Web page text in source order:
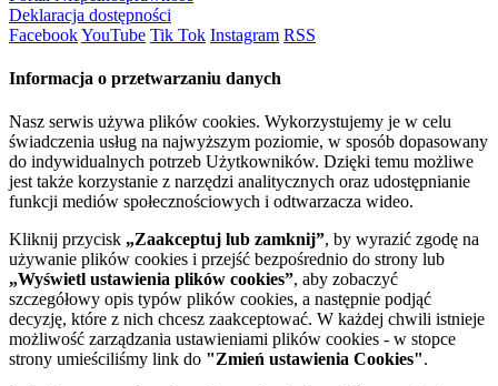
Deklaracja dostępności
FacebookYouTube Tik Tok Instagram RSS
Informacja o przetwarzaniu danych
Nasz serwis używa plików cookies. Wykorzystujemy je w celu
świadczenia usług na najwyższym poziomie, w sposób dopasowany
do indywidualnych potrzeb Użytkowników. Dzięki temu możliwe
jest także korzystanie z narzędzi analitycznych oraz udostępnianie
funkcji mediów społecznościowych i odtwarzacza wideo.
Kliknij przycisk „Zaakceptuj lub zamknij”, by wyrazić zgodę na
używanie plików cookies i przejść bezpośrednio do strony lub
„Wyświetl ustawienia plików cookies”, aby zobaczyć
szczegółowy opis typów plików cookies, a następnie podjąć
decyzję, które z nich chcesz zaakceptować. W każdej chwili istnieje
możliwość zarządzania ustawieniami plików cookies - w stopce
strony umieściliśmy link do "Zmień ustawienia Cookies".